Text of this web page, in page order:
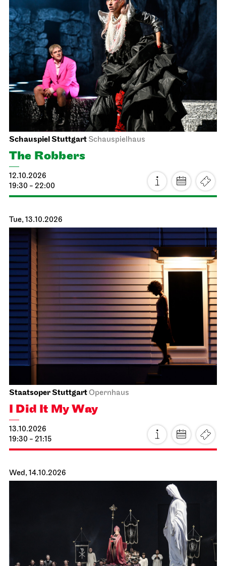
Staatsoper Stuttgart Opera House, Upper Foyer (I. Rang)
1. Song Recital
12.10.2026
19:30
Schauspiel StuttgartSchauspielhaus
The Robbers
12.10.2026
19:30 - 22:00
Staatsoper Stuttgart Opernhaus